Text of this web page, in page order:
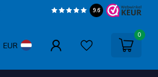
9.6
EUR
0